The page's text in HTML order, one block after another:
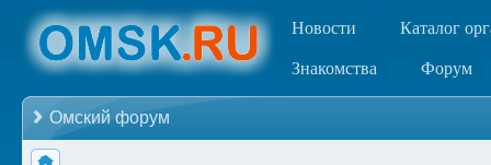
Новости Каталог
Знакомства Форум
Омский форум